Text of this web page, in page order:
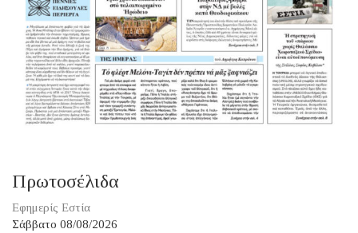
Πρωτοσέλιδα
Εφημερίς Εστία
Σάββατο 08/08/2026